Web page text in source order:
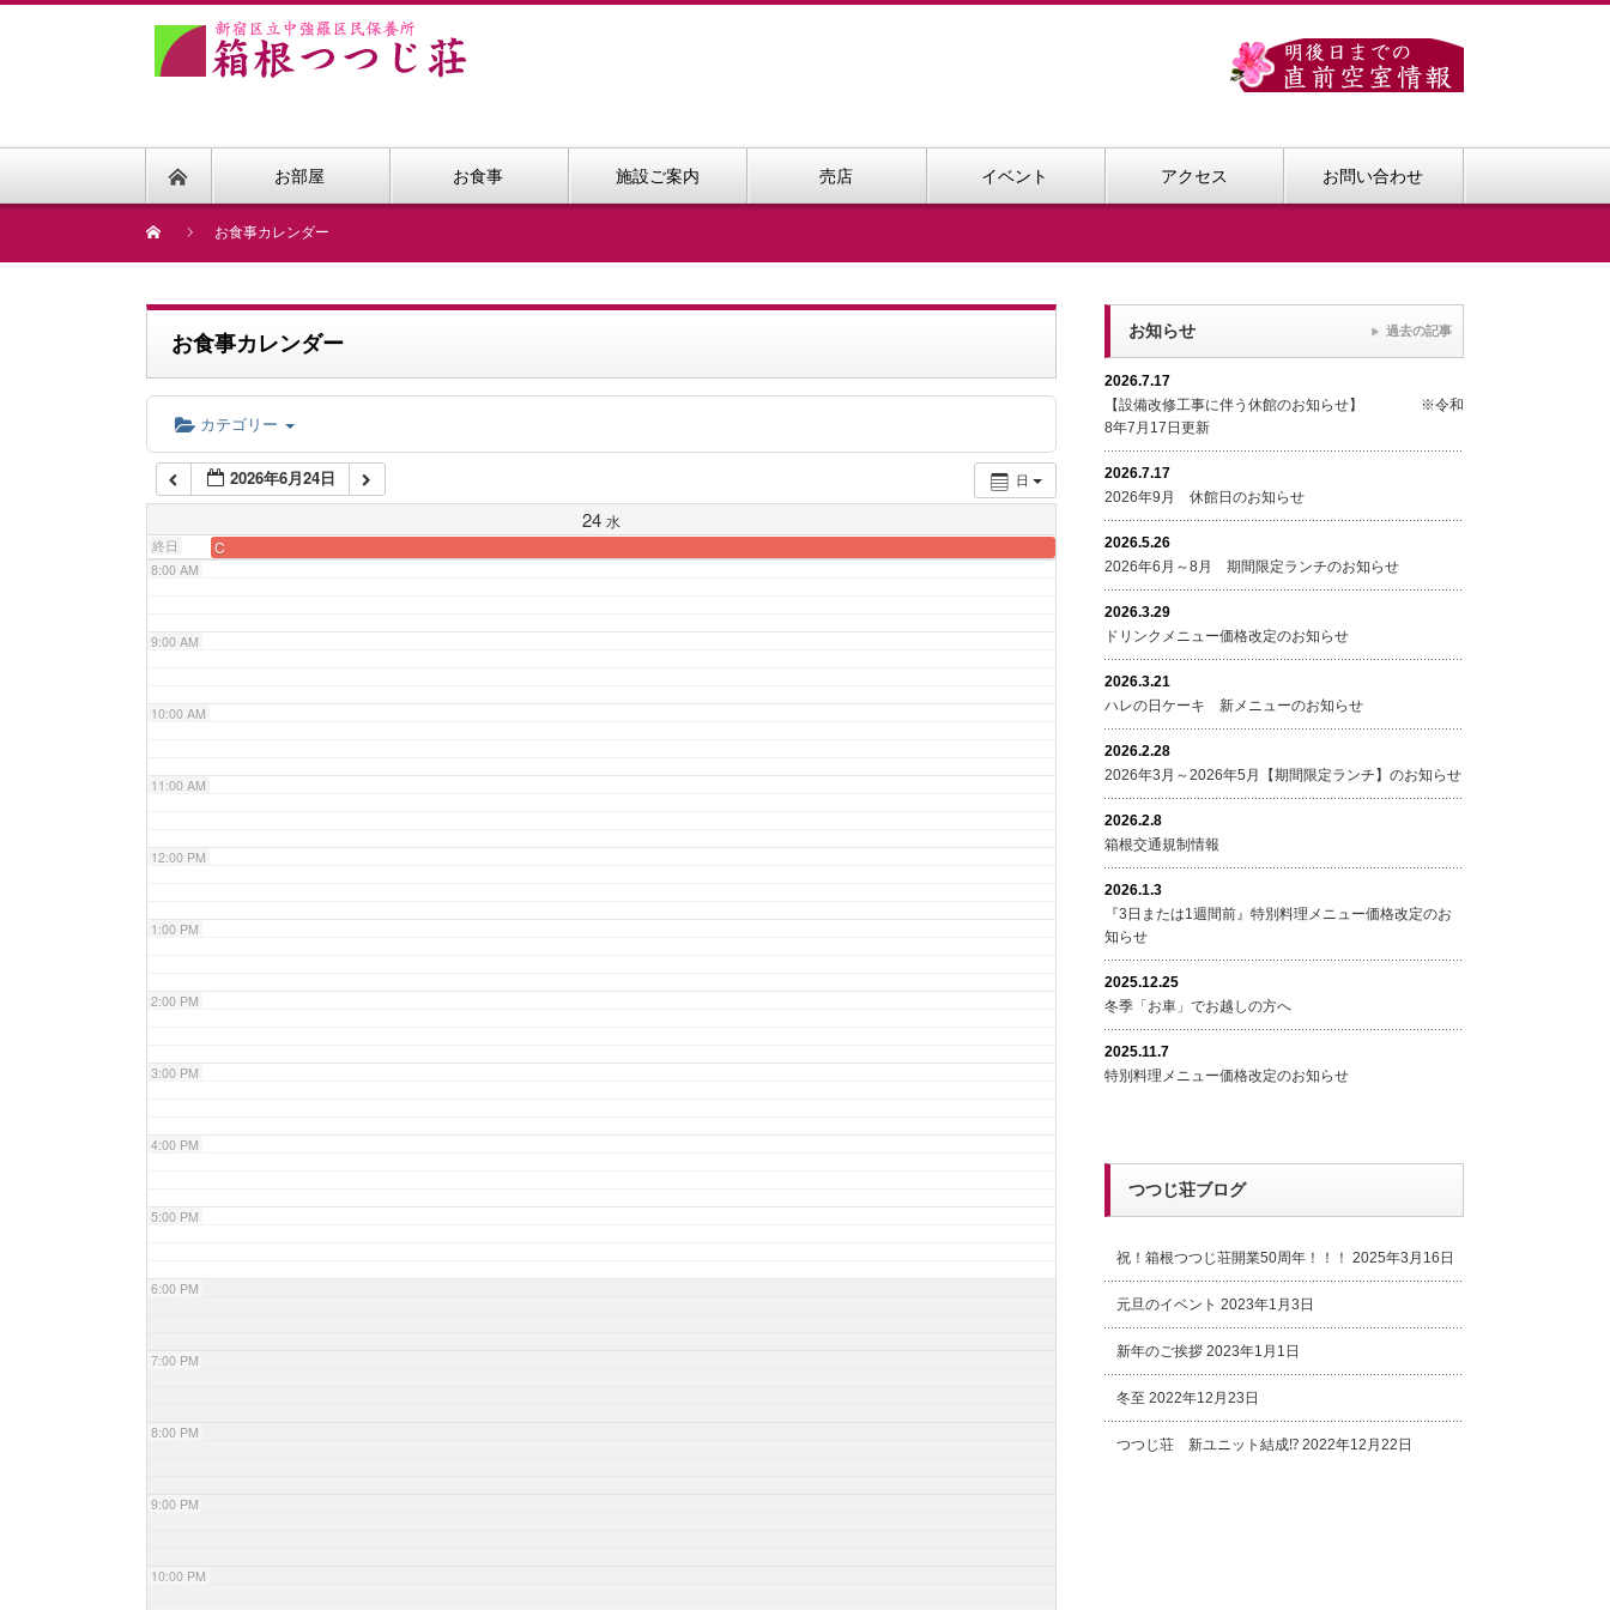
お部屋 お食事 施設ご案内 売店 イベント アクセス お問い合わせ
お食事カレンダー
お食事カレンダー
カテゴリー
日
2026年6月24日
24 水
終日 C
1:00 AM
3:00 AM
5:00 AM
6:00 AM
7:00 AM
8:00 AM
9:00 AM
10:00 AM
11:00 AM
12:00 PM
1:00 PM
2:00 PM
3:00 PM
4:00 PM
5:00 PM
6:00 PM
7:00 PM
8:00 PM
9:00 PM
10:00 PM
お知らせ
2026.7.17
【設備改修工事に伴う休館のお知らせ】 ※令和
8年7月17日更新
2026.7.17
2026年9月 休館日のお知らせ
2026.5.26
2026年6月～8月 期間限定ランチのお知らせ
2026.3.29
ドリンクメニュー価格改定のお知らせ
2026.3.21
ハレの日ケーキ 新メニューのお知らせ
2026.2.28
2026年3月～2026年5月【期間限定ランチ】のお知らせ
2026.2.8
箱根交通規制情報
2026.1.3
『3日または1週間前』特別料理メニュー価格改定のお
知らせ
2025.12.25
冬季「お車」でお越しの方へ
2025.11.7
特別料理メニュー価格改定のお知らせ
過去の記事
つつじ荘ブログ
祝！箱根つつじ荘開業50周年！！！ 2025年3月16日
元旦のイベント 2023年1月3日
新年のご挨拶 2023年1月1日
冬至 2022年12月23日
つつじ荘 新ユニット結成⁉ 2022年12月22日